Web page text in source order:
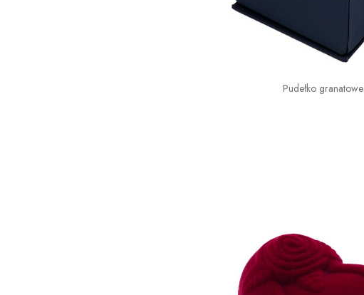
Pudełko granatowe